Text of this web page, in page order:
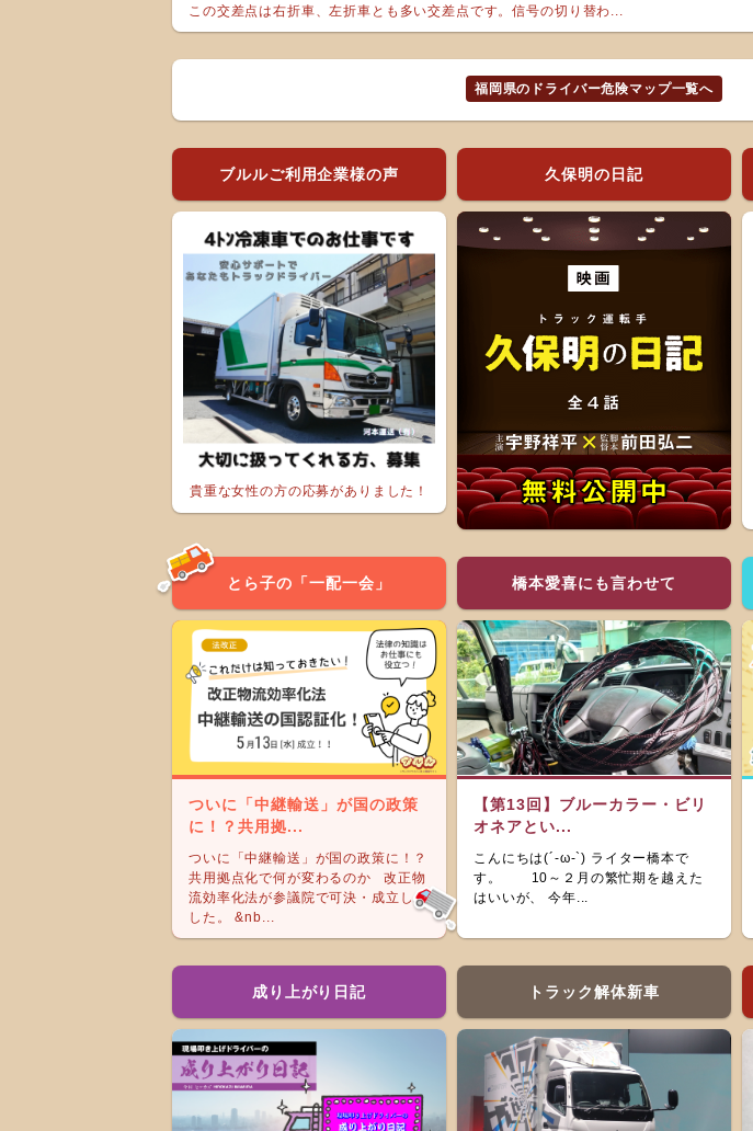
この交差点は右折車、左折車とも多い交差点です。信号の切り替わ...
福岡県のドライバー危険マップ一覧へ
ブルルご利用企業様の声
貴重な女性の方の応募がありました！
久保明の日記
とら子の「一配一会」
ついに「中継輸送」が国の政策
に！？共用拠...
ついに「中継輸送」が国の政策に！？
共用拠点化で何が変わるのか 改正物
流効率化法が参議院で可決・成立しま
した。 &nb...
橋本愛喜にも言わせて
【第13回】ブルーカラー・ビリ
オネアとい...
こんにちは(´-ω-`) ライター橋本で
す。 10～２月の繁忙期を越えた
はいいが、 今年...
成り上がり日記 トラック解体新車